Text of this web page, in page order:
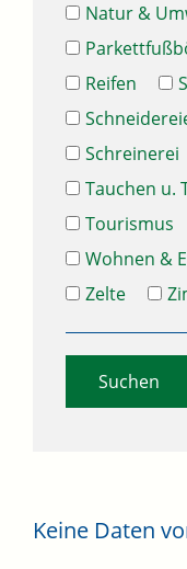
Natur &
Reifen
Schreinerei
Tauchen u.
Tourismus
Wohnen &
Zelte
Keine Daten